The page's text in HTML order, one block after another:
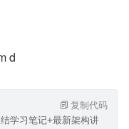
d
学习笔记+最新架构讲解视
复制代码